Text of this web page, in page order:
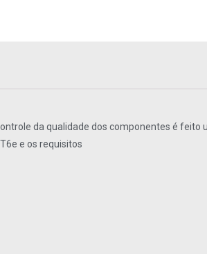
da qualidade dos componentes é feito
e os requisitos